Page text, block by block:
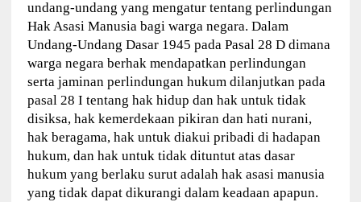
undang-undang yang mengatur tentang perlindungan
Hak Asasi Manusia bagi warga negara. Dalam
Undang-Undang Dasar 1945 pada Pasal 28 D dimana
warga negara berhak mendapatkan perlindungan
serta jaminan perlindungan hukum dilanjutkan pada
pasal 28 I tentang hak hidup dan hak untuk tidak
disiksa, hak kemerdekaan pikiran dan hati nurani,
hak beragama, hak untuk diakui pribadi di hadapan
hukum, dan hak untuk tidak dituntut atas dasar
hukum yang berlaku surut adalah hak asasi manusia
yang tidak dapat dikurangi dalam keadaan apapun.